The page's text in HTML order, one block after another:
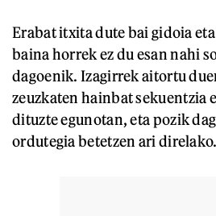
Erabat itxita dute bai gidoia
baina horrek ez du esan nahi
dagoenik. Izagirrek aitortu
zeuzkaten hainbat sekuentzia
dituzte egunotan, eta pozik
ordutegia betetzen ari direlako.